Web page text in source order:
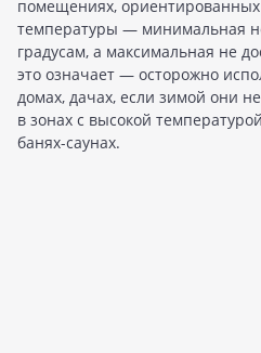
помещениях,
температуры — минимальная
градусам, а максимальная не
это означает — осторожно
домах, дачах, если зимой они
в зонах с высокой
банях-саунах.